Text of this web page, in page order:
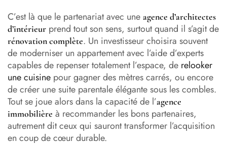
C’est là que le partenariat avec une agence d’architectes
d’intérieur prend tout son sens, surtout quand il s’agit de
rénovation complète. Un investisseur choisira souvent
de moderniser un appartement avec l’aide d’experts
capables de repenser totalement l’espace, de relooker
une cuisine pour gagner des mètres carrés, ou encore
de créer une suite parentale élégante sous les combles.
Tout se joue alors dans la capacité de l’agence
immobilière à recommander les bons partenaires,
autrement dit ceux qui sauront transformer l’acquisition
en coup de cœur durable.